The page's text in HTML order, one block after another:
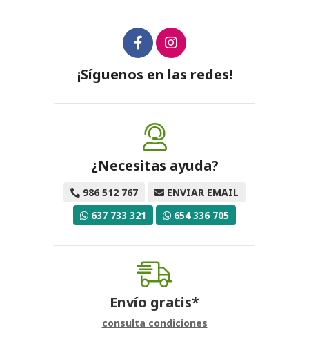
¡Síguenos en las redes!
¿Necesitas ayuda?
986 512 767
ENVIAR EMAIL
637 733 321
654 336 705
Envío gratis*
consulta condiciones